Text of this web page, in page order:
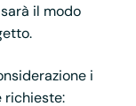
il modo
i
richieste: